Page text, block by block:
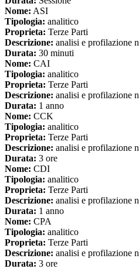
Nome: ASI
Tipologia: analitico
Proprieta: Terze Parti
Descrizione: analisi e profilazione
Durata: 30 minuti
Nome: CAI
Tipologia: analitico
Proprieta: Terze Parti
Descrizione: analisi e profilazione
Durata: 1 anno
Nome: CCK
Tipologia: analitico
Proprieta: Terze Parti
Descrizione: analisi e profilazione
Durata: 3 ore
Nome: CDI
Tipologia: analitico
Proprieta: Terze Parti
Descrizione: analisi e profilazione
Durata: 1 anno
Nome: CPA
Tipologia: analitico
Proprieta: Terze Parti
Descrizione: analisi e profilazione
Durata: 3 ore